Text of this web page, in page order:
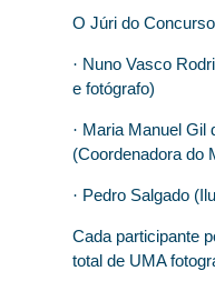
O Júri do
· Nuno Vasco
e fotógrafo)
· Maria Manuel Gil
(Coordenadora do
· Pedro Salgado
Cada participante
total de UMA